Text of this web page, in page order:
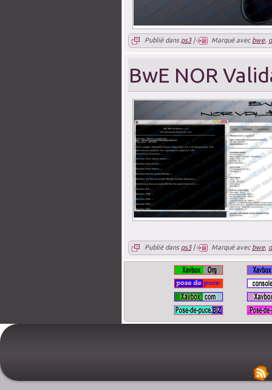
Publié dans ps3| Marqué avec bwe,
BwE NOR
Publié dans ps3| Marqué avec bwe,